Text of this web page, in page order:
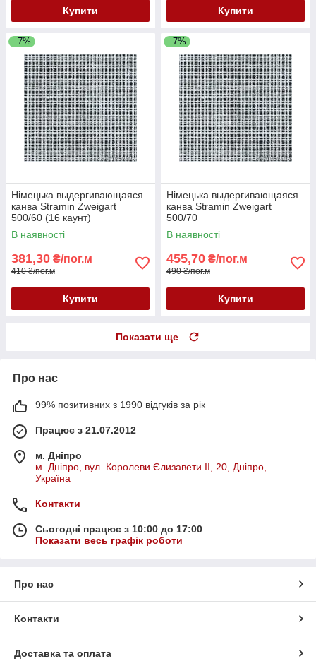
Купити Купити
–7%
Німецька выдергивающаяся
канва Stramin Zweigart
500/60 (16 каунт)
В наявності
381,30 ₴/пог.м
410 ₴/пог.м
Купити
–7%
Німецька выдергивающаяся
канва Stramin Zweigart
500/70
В наявності
455,70 ₴/пог.м
490 ₴/пог.м
Купити
Показати ще
Про нас
99% позитивних з 1990 відгуків за рік
Працює з 21.07.2012
м. Дніпро
м. Дніпро, вул. Королеви Єлизавети ІІ, 20, Дніпро,
Україна
Контакти
Сьогодні працює з 10:00 до 17:00
Показати весь графік роботи
Про нас
Контакти
Доставка та оплата